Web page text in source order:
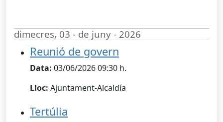
dimecres, 03 - de juny - 2026
Reunió de govern
Data: 03/06/2026 09:30 h.
Lloc: Ajuntament-Alcaldía
Tertúlia